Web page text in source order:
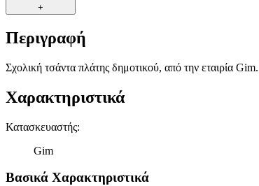
+
Περιγραφή
Σχολική τσάντα πλάτης δημοτικού, από την εταιρία
Χαρακτηριστικά
Κατασκευαστής:
Gim
Βασικά Χαρακτηριστικά